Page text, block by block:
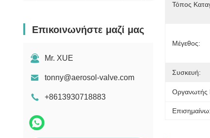
Σπρέι πιπεριού
μηχανή πλήρωσης αερολύματος
Επικοινωνήστε μαζί μας
Mr. XUE
tonny@aerosol-valve.com
+8613930718883
Τόπος
Μέγεθος:
Συσκευή:
Οργανωτής
Επισημαίνω: